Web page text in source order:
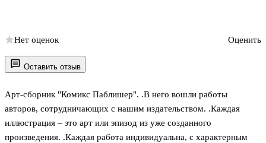
Оставить отзыв
Арт-сборник "Комикс Паблишер". .В него вошли работы
авторов, сотрудничающих с нашим издательством. .Каждая
иллюстрация – это арт или эпизод из уже созданного
произведения. .Каждая работа индивидуальна, с характерным
Нет оценок Оценить